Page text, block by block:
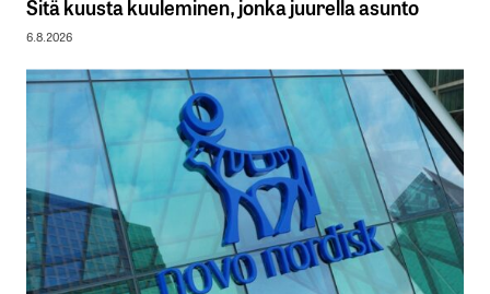
Sitä kuusta kuuleminen, jonka juurella asunto
6.8.2026